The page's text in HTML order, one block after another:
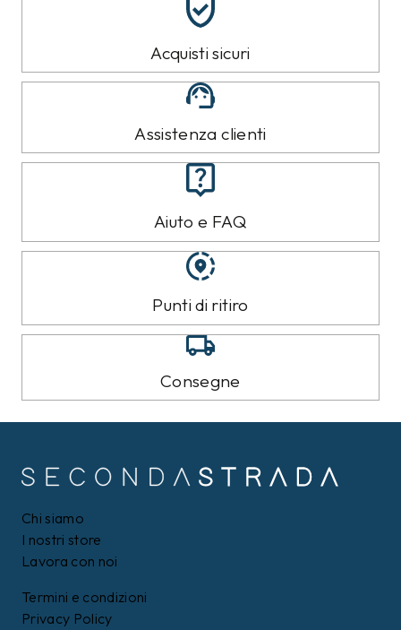
Acquisti sicuri
Assistenza clienti
Aiuto e FAQ
Punti di ritiro
Consegne
Chi siamo
I nostri store
Lavora con noi
Termini e condizioni
Privacy Policy